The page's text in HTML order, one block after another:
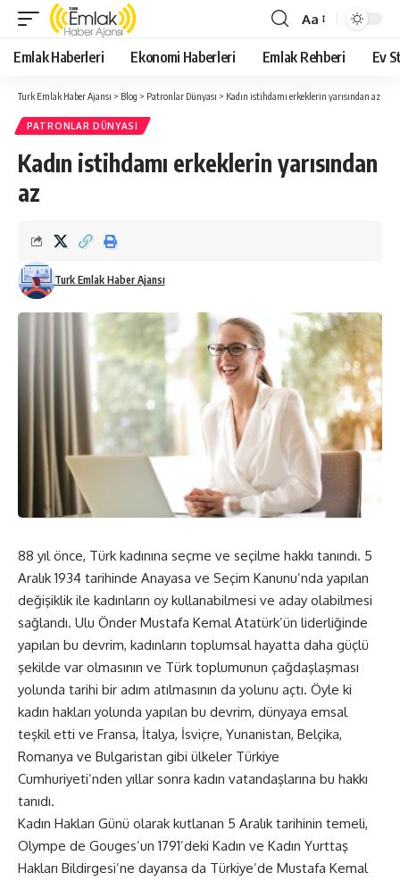
Yazı
Tipi
Boyutlandırıcı
Aa
Emlak Haberleri Ekonomi Haberleri Emlak Rehberi Ev
Turk Emlak Haber Ajansı > Blog > Patronlar Dünyası > Kadın istihdamı erkeklerin yarısından az
PATRONLAR DÜNYASI
Kadın istihdamı erkeklerin yarısından
az
Turk Emlak Haber Ajansı
88 yıl önce, Türk kadınına seçme ve seçilme hakkı tanındı. 5
Aralık 1934 tarihinde Anayasa ve Seçim Kanunu’nda yapılan
değişiklik ile kadınların oy kullanabilmesi ve aday olabilmesi
sağlandı. Ulu Önder Mustafa Kemal Atatürk’ün liderliğinde
yapılan bu devrim, kadınların toplumsal hayatta daha güçlü
şekilde var olmasının ve Türk toplumunun çağdaşlaşması
yolunda tarihi bir adım atılmasının da yolunu açtı. Öyle ki
kadın hakları yolunda yapılan bu devrim, dünyaya emsal
teşkil etti ve Fransa, İtalya, İsviçre, Yunanistan, Belçika,
Romanya ve Bulgaristan gibi ülkeler Türkiye
Cumhuriyeti’nden yıllar sonra kadın vatandaşlarına bu hakkı
tanıdı.
Kadın Hakları Günü olarak kutlanan 5 Aralık tarihinin temeli,
Olympe de Gouges’un 1791’deki Kadın ve Kadın Yurttaş
Hakları Bildirgesi’ne dayansa da Türkiye’de Mustafa Kemal